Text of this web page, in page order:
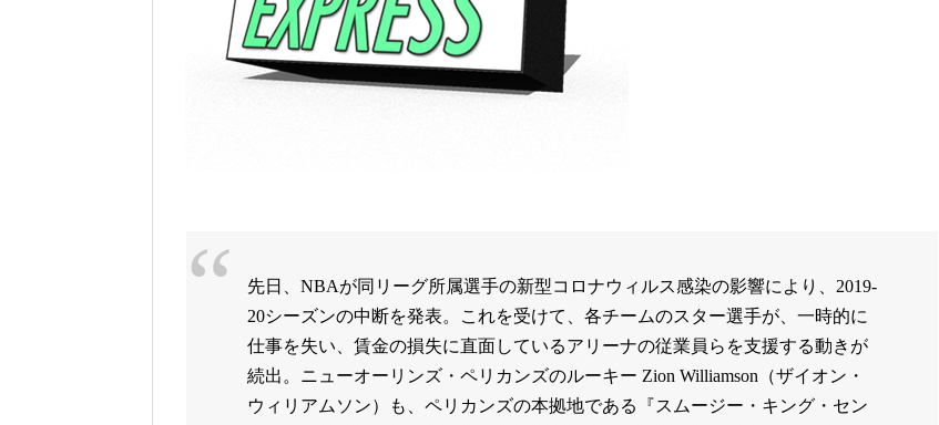
先日、NBAが同リーグ所属選手の新型コロナウィルス感染の影響により、2019-
20シーズンの中断を発表。これを受けて、各チームのスター選手が、一時的に
仕事を失い、賃金の損失に直面しているアリーナの従業員らを支援する動きが
続出。ニューオーリンズ・ペリカンズのルーキー Zion Williamson（ザイオン・
ウィリアムソン）も、ペリカンズの本拠地である『スムージー・キング・セン